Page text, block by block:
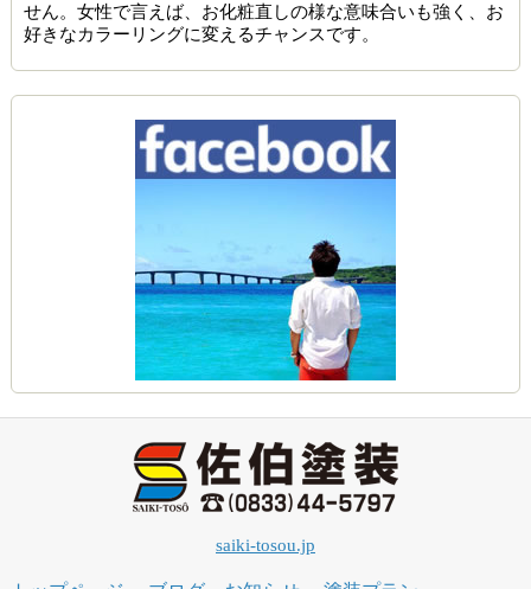
せん。女性で言えば、お化粧直しの様な意味合いも強く、お
好きなカラーリングに変えるチャンスです。
saiki-tosou.jp